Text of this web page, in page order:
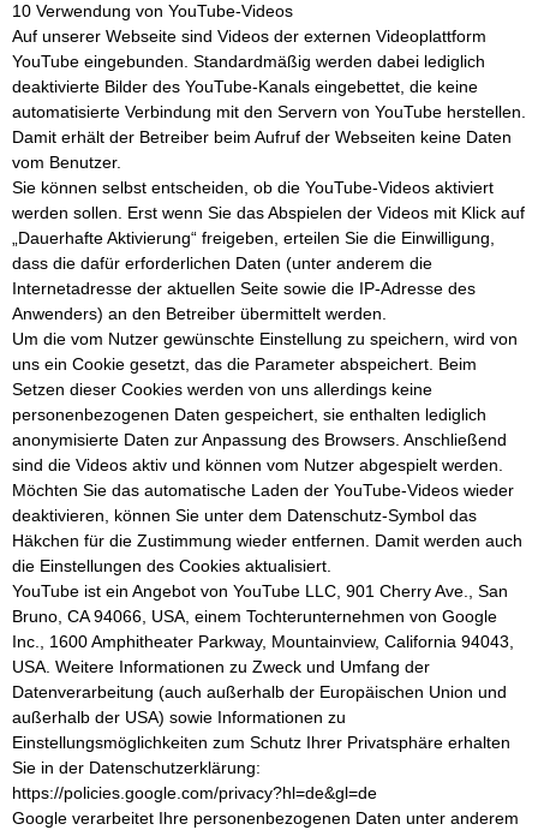
10 Verwendung von YouTube-Videos
Auf unserer Webseite sind Videos der externen Videoplattform
YouTube eingebunden. Standardmäßig werden dabei lediglich
deaktivierte Bilder des YouTube-Kanals eingebettet, die keine
automatisierte Verbindung mit den Servern von YouTube herstellen.
Damit erhält der Betreiber beim Aufruf der Webseiten keine Daten
vom Benutzer.
Sie können selbst entscheiden, ob die YouTube-Videos aktiviert
werden sollen. Erst wenn Sie das Abspielen der Videos mit Klick auf
„Dauerhafte Aktivierung“ freigeben, erteilen Sie die Einwilligung,
dass die dafür erforderlichen Daten (unter anderem die
Internetadresse der aktuellen Seite sowie die IP-Adresse des
Anwenders) an den Betreiber übermittelt werden.
Um die vom Nutzer gewünschte Einstellung zu speichern, wird von
uns ein Cookie gesetzt, das die Parameter abspeichert. Beim
Setzen dieser Cookies werden von uns allerdings keine
personenbezogenen Daten gespeichert, sie enthalten lediglich
anonymisierte Daten zur Anpassung des Browsers. Anschließend
sind die Videos aktiv und können vom Nutzer abgespielt werden.
Möchten Sie das automatische Laden der YouTube-Videos wieder
deaktivieren, können Sie unter dem Datenschutz-Symbol das
Häkchen für die Zustimmung wieder entfernen. Damit werden auch
die Einstellungen des Cookies aktualisiert.
YouTube ist ein Angebot von YouTube LLC, 901 Cherry Ave., San
Bruno, CA 94066, USA, einem Tochterunternehmen von Google
Inc., 1600 Amphitheater Parkway, Mountainview, California 94043,
USA. Weitere Informationen zu Zweck und Umfang der
Datenverarbeitung (auch außerhalb der Europäischen Union und
außerhalb der USA) sowie Informationen zu
Einstellungsmöglichkeiten zum Schutz Ihrer Privatsphäre erhalten
Sie in der Datenschutzerklärung:
https://policies.google.com/privacy?hl=de&gl=de
Google verarbeitet Ihre personenbezogenen Daten unter anderem